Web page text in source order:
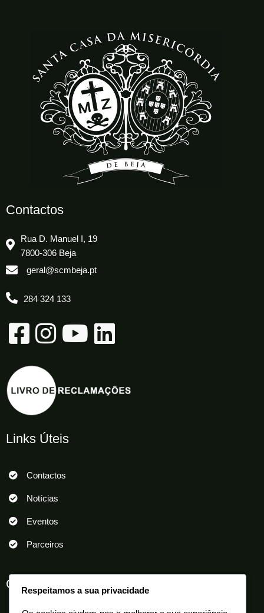
Contactos
Rua D. Manuel I, 19
7800-306 Beja
geral@scmbeja.pt
284 324 133
Links Úteis
Contactos
Notícias
Eventos
Parceiros
Outros Links
Respeitamos a sua privacidade